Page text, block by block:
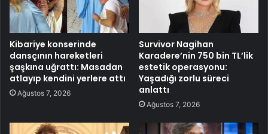
Kibariye konserinde
dansçının hareketleri
şaşkına uğrattı: Masadan
atlayıp kendini yerlere attı
Ağustos 7, 2026
Survivor Nagihan
Karadere’nin 750 bin TL’lik
estetik operasyonu:
Yaşadığı zorlu süreci
anlattı
Ağustos 7, 2026